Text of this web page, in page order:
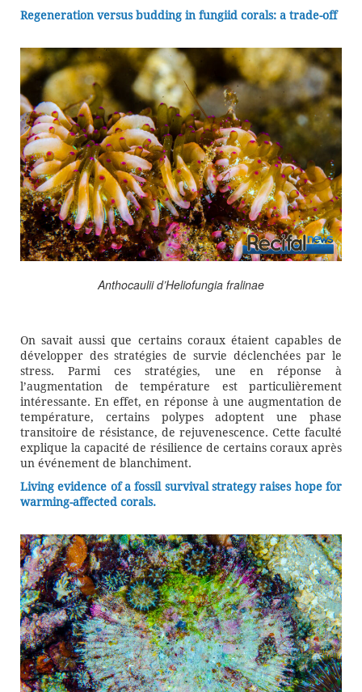
Regeneration versus budding in fungiid corals: a trade-off
Anthocaulii d’Heliofungia fralinae
On savait aussi que certains coraux étaient capables de
développer des stratégies de survie déclenchées par le
stress. Parmi ces stratégies, une en réponse à
l’augmentation de température est particulièrement
intéressante. En effet, en réponse à une augmentation de
température, certains polypes adoptent une phase
transitoire de résistance, de rejuvenescence. Cette faculté
explique la capacité de résilience de certains coraux après
un événement de blanchiment.
Living evidence of a fossil survival strategy raises hope for
warming-affected corals.